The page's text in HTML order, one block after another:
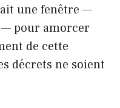
une fenêtre —
— pour amorcer
de cette
décrets ne soient